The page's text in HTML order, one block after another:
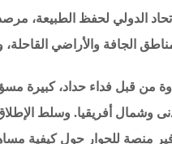
الدولي لحفظ الطبيعة،
الجافة والأراضي القاحلة،
من قبل فداء حداد، كبيرة
وشمال أفريقيا. وسلط
منصة للحوار حول كيفية